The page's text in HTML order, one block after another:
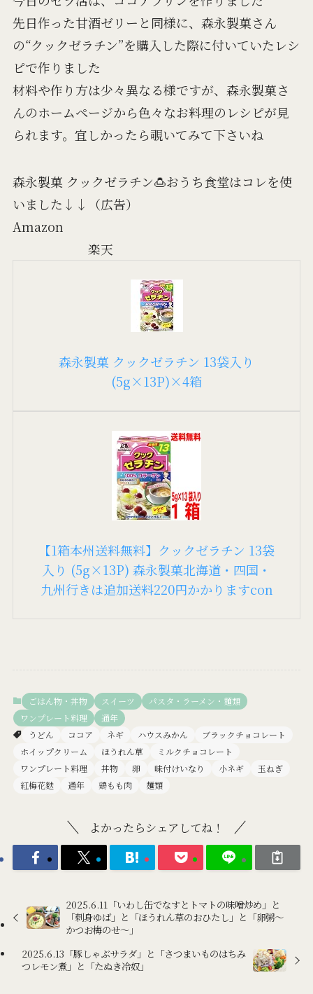
先日作った甘酒ゼリーと同様に、森永製菓さん
の“クックゼラチン”を購入した際に付いていたレシ
ピで作りました
材料や作り方は少々異なる様ですが、森永製菓さ
んのホームページから色々なお料理のレシピが見
られます。宜しかったら覗いてみて下さいね
森永製菓 クックゼラチン🍮おうち食堂はコレを使
いました↓↓（広告）
Amazon
楽天
森永製菓 クックゼラチン 13袋入り
(5g×13P)×4箱
【1箱本州送料無料】クックゼラチン 13袋
入り (5g×13P) 森永製菓北海道・四国・
九州行きは追加送料220円かかりますcon
ごはん物・丼物 スイーツ
パスタ・ラーメン・麺類
ワンプレート料理
通年
うどん
ココア ネギ ハウスみかん
ブラックチョコレート
ホイップクリーム
ほうれん草
ミルクチョコレート
ワンプレート料理
丼物 卵 味付けいなり 小ネギ
玉ねぎ
紅梅花麩
通年 鶏もも肉 麺類
よかったらシェアしてね！
2025.6.11「いわし缶でなすとトマトの味噌炒め」と
「刺身ゆば」と「ほうれん草のおひたし」と「卵粥～
かつお梅のせ～」
2025.6.13「豚しゃぶサラダ」と「さつまいものはちみ
つレモン煮」と「たぬき冷奴」